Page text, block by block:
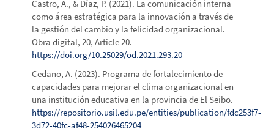
Castro, A., & Díaz, P. (2021). La comunicación interna
como área estratégica para la innovación a través de
la gestión del cambio y la felicidad organizacional.
Obra digital, 20, Article 20.
https://doi.org/10.25029/od.2021.293.20
Cedano, A. (2023). Programa de fortalecimiento de
capacidades para mejorar el clima organizacional en
una institución educativa en la provincia de El Seibo.
https://repositorio.usil.edu.pe/entities/publication/fdc253f7-
3d72-40fc-af48-254026465204